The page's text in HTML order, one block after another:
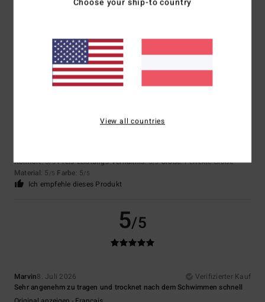
5 /5
Komfort: 5/5 Preis-Leistungs-Verhältnis: 5/5 Größe: Perfekte Größe
Material: 5 /5 Farbe: 5/5
Ich empfehle dieses Produkt
5/5
Marvin8. Juli 2026
Verifizierter Kauf
Sehr angenehm zu tragen und trocknet nach dem Schwimmen schnell
View all countries